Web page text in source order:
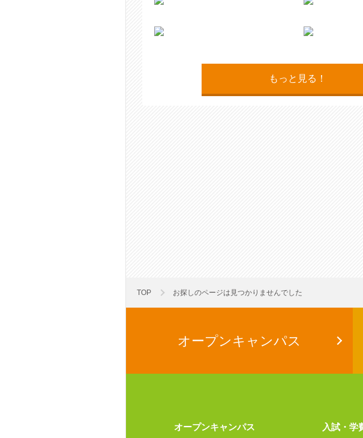
もっと見る！
TOP お探しのページは見つかりませんでした
オープンキャンパス
オープンキャンパス 入試・学